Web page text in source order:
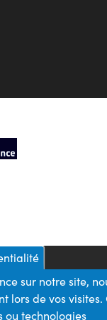
sur notre site,
lors de vos visites.
ou technologies